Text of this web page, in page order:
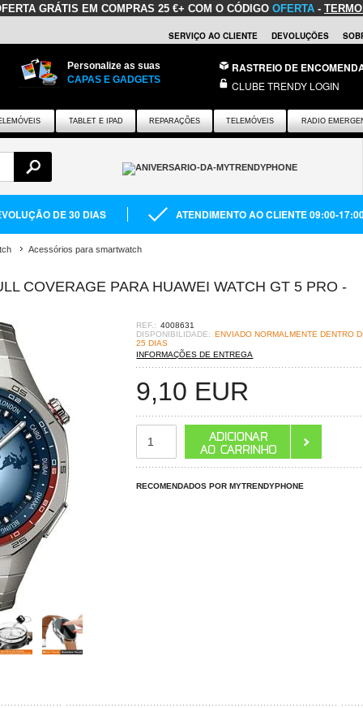
GRÁTIS EM COMPRAS 25 €+ COM O CÓDIGO OFERTA -
SERVIÇO AO CLIENTE DEVOLUÇÕES
Personalize as suas
CAPAS E GADGETS
RASTREIO DE
CLUBE TRENDY LOGIN
TABLET E IPAD REPARAÇÕES TELEMÓVEIS RADIO
DE 30 DIAS ATENDIMENTO AO CLIENTE 09:00-
Acessórios para smartwatch
COVERAGE PARA HUAWEI WATCH GT 5 PRO -
REF.: 4008631
DISPONIBILIDADE: ENVIADO NORMALMENTE DENTRO
25 DIAS
INFORMAÇÕES DE ENTREGA
9,10 EUR
RECOMENDADOS POR MYTRENDYPHONE